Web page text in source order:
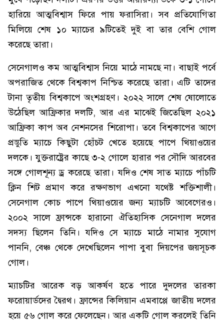
হারিয়ে আত্মবিশ্বাস ফিরে পায় ফরাসিরা। সব প্রতিযোগিতা
মিলিয়ে শেষ ১০ ম্যাচের ৯টিতেই দুই বা তার বেশি গোল
করেছে তারা।
সেনেগালও কম আত্মবিশ্বাস নিয়ে মাঠে নামছে না। বাছাই পর্বে
অপরাজিত থেকে বিশ্বকাপ নিশ্চিত করেছে তারা। এটি তাদের
টানা তৃতীয় বিশ্বকাপে অংশগ্রহণ। ২০২২ সালে শেষ ষোলোতে
উঠেছিল আফ্রিকার দলটি, আর এর মাঝেই জিতেছিল ২০২১
আফ্রিকা কাপ অব নেশনসের শিরোপা। তবে বিশ্বকাপের আগে
প্রস্তুতি ম্যাচে কিছুটা হোঁচট খেতে হয়েছে পাপে থিয়াওয়ের
দলকে। যুক্তরাষ্ট্রের কাছে ৩-২ গোলে হারার পর সৌদি আরবের
সঙ্গে গোলশূন্য ড্র করেছে তারা। যদিও শেষ সাত ম্যাচে পাঁচটি
ক্লিন শিট প্রমাণ করে রক্ষণভাগ এখনো যথেষ্ট শক্তিশালী।
সেনেগাল কোচ পাপে থিয়াওয়ের জন্য ম্যাচটি আবেগেরও।
২০০২ সালে ফ্রান্সকে হারানো ঐতিহাসিক সেনেগাল দলের
সদস্য ছিলেন তিনি। যদিও সে ম্যাচে মাঠে নামার সুযোগ
পাননি, বেঞ্চ থেকে দেখেছিলেন পাপা বুবা দিয়পের জয়সূচক
গোল।
ম্যাচটির আরেক বড় আকর্ষণ হতে পারে দুদলের তারকা
ফরোয়ার্ডদের দ্বৈরথ। ফ্রান্সের কিলিয়ান এমবাপ্পে জাতীয় দলের
হয়ে ৫৬ গোল করে ফেলেছেন। আর একটি গোল করলেই তিনি